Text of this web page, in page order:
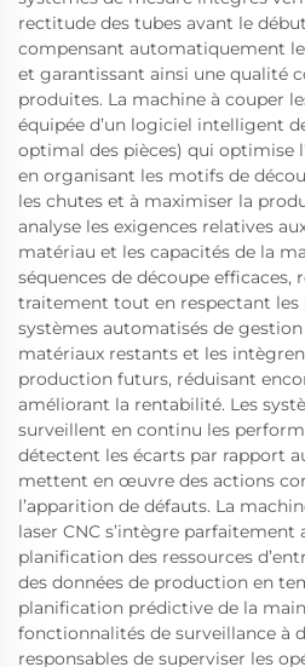
rectitude des tubes avant le
compensant automatiquement
et garantissant ainsi une qualité
produites. La machine à couper
équipée d’un logiciel intelligent
optimal des pièces) qui optimise
en organisant les motifs de
les chutes et à maximiser la
analyse les exigences relatives
matériau et les capacités de la
séquences de découpe efficaces,
traitement tout en respectant les
systèmes automatisés de
matériaux restants et les
production futurs, réduisant
améliorant la rentabilité. Les
surveillent en continu les
détectent les écarts par rapport
mettent en œuvre des actions
l’apparition de défauts. La
laser CNC s’intègre parfaitement
planification des ressources
des données de production en
planification prédictive de la
fonctionnalités de surveillance à
responsables de superviser les